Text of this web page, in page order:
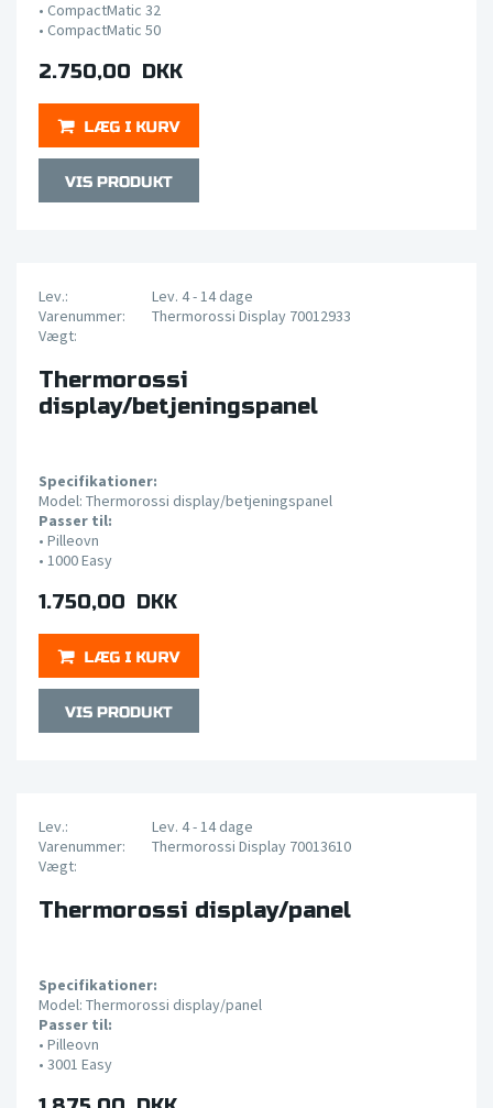
• CompactMatic 32
• CompactMatic 50
2.750,00 DKK
Lev.:
Lev. 4 - 14 dage
Varenummer:
Thermorossi Display 70012933
Vægt:
Thermorossi
display/betjeningspanel
Specifikationer:
Model: Thermorossi display/betjeningspanel
Passer til:
• Pilleovn
• 1000Easy
1.750,00 DKK
Lev.:
Lev. 4 - 14 dage
Varenummer:
Thermorossi Display 70013610
Vægt:
Thermorossi display/panel
Specifikationer:
Model: Thermorossi display/panel
Passer til:
• Pilleovn
• 3001 Easy